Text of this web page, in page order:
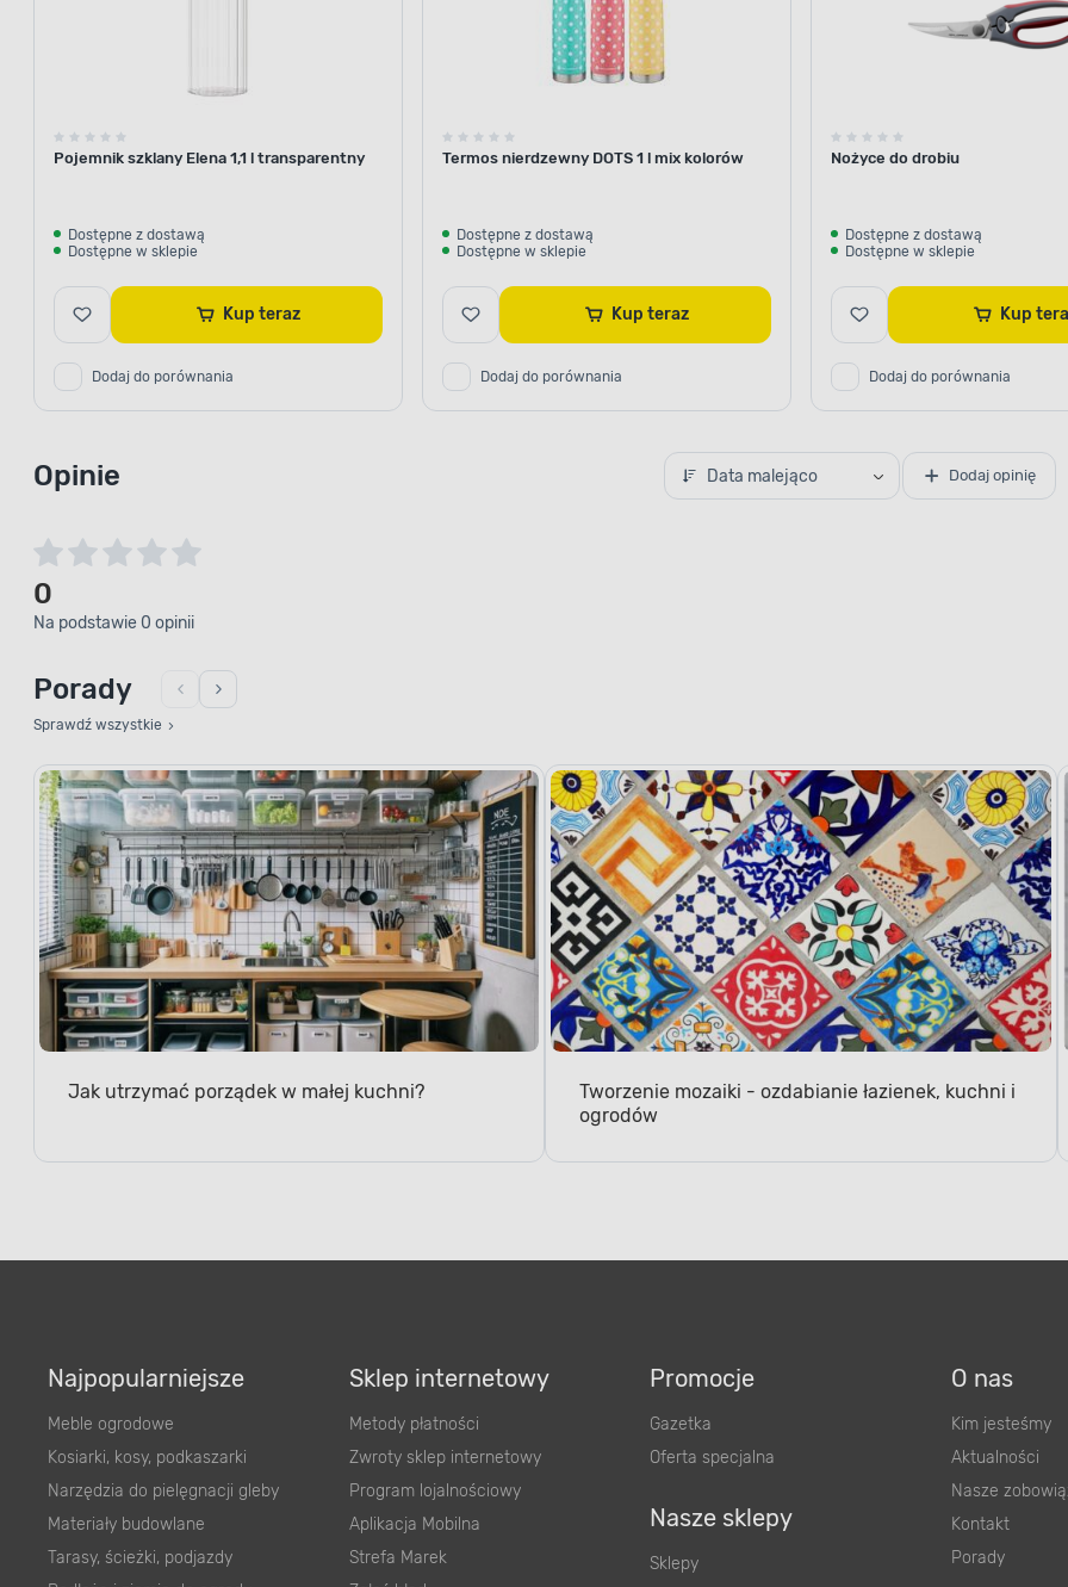
Pojemnik szklany Elena 1,1 l transparentny
Dostępne z dostawą
Dostępne w sklepie
Kup teraz
Dodaj do porównania
Termos nierdzewny DOTS 1 l mix kolorów
Dostępne z dostawą
Dostępne w sklepie
Kup teraz
Dodaj do porównania
Nożyce do drobiu
Dostępne z dostawą
Dostępne w sklepie
Kup
Dodaj do porównania
Opinie Data malejąco Dodaj opinię
0
Na podstawie 0 opinii
Porady
Sprawdź wszystkie
Jak utrzymać porządek w małej kuchni?
Tworzenie mozaiki - ozdabianie łazienek, kuchni i
ogrodów
Najpopularniejsze
Meble ogrodowe
Kosiarki, kosy, podkaszarki
Narzędzia do pielęgnacji gleby
Materiały budowlane
Tarasy, ścieżki, podjazdy
Sklep internetowy
Metody płatności
Zwroty sklep internetowy
Program lojalnościowy
Aplikacja Mobilna
Strefa Marek
Promocje
Gazetka
Oferta specjalna
Nasze sklepy
Sklepy
O nas
Kim jesteśmy
Aktualności
Nasze
Kontakt
Porady